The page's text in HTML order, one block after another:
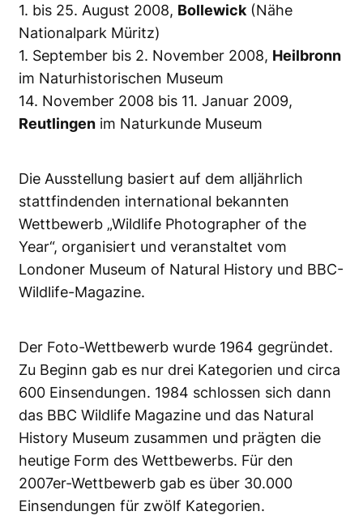
1. bis 25. August 2008, Bollewick (Nähe
Nationalpark Müritz)
1. September bis 2. November 2008, Heilbronn
im Naturhistorischen Museum
14. November 2008 bis 11. Januar 2009,
Reutlingen im Naturkunde Museum
Die Ausstellung basiert auf dem alljährlich
stattfindenden international bekannten
Wettbewerb „Wildlife Photographer of the
Year“, organisiert und veranstaltet vom
Londoner Museum of Natural History und BBC-
Wildlife-Magazine.
Der Foto-Wettbewerb wurde 1964 gegründet.
Zu Beginn gab es nur drei Kategorien und circa
600 Einsendungen. 1984 schlossen sich dann
das BBC Wildlife Magazine und das Natural
History Museum zusammen und prägten die
heutige Form des Wettbewerbs. Für den
2007er-Wettbewerb gab es über 30.000
Einsendungen für zwölf Kategorien.